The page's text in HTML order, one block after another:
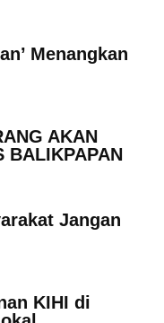
Menangkan
AKAN
BALIKPAPAN
Jangan
KIHI di